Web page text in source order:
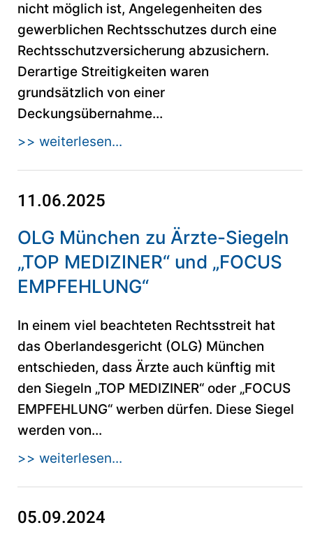
nicht möglich ist, Angelegenheiten des
gewerblichen Rechtsschutzes durch eine
Rechtsschutzversicherung abzusichern.
Derartige Streitigkeiten waren
grundsätzlich von einer
Deckungsübernahme...
>> weiterlesen...
11.06.2025
OLG München zu Ärzte-Siegeln
„TOP MEDIZINER“ und „FOCUS
EMPFEHLUNG“
In einem viel beachteten Rechtsstreit hat
das Oberlandesgericht (OLG) München
entschieden, dass Ärzte auch künftig mit
den Siegeln „TOP MEDIZINER“ oder „FOCUS
EMPFEHLUNG“ werben dürfen. Diese Siegel
werden von...
>> weiterlesen...
05.09.2024